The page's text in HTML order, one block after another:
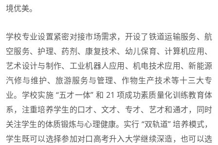
境优美。
学校专业设置紧密对接市场需求，开设了铁道运输服务、航
空服务、护理、药剂、康复技术、幼儿保育、计算机应用、
艺术设计与制作、工业机器人应用、机电技术应用、新能源
汽修与维护、旅游服务与管理、作物生产技术等十三大专
业。学校实施 “五才一体” 和 21 项成功素质量化训练教育体
系，注重培养学生的口才、文才、专才、艺才和通才，同时
关注学生的体质锻炼与心理健康。实行 “双轨道” 培养模式，
学生既可以选择参加对口高考升入大学继续深造，也可以选